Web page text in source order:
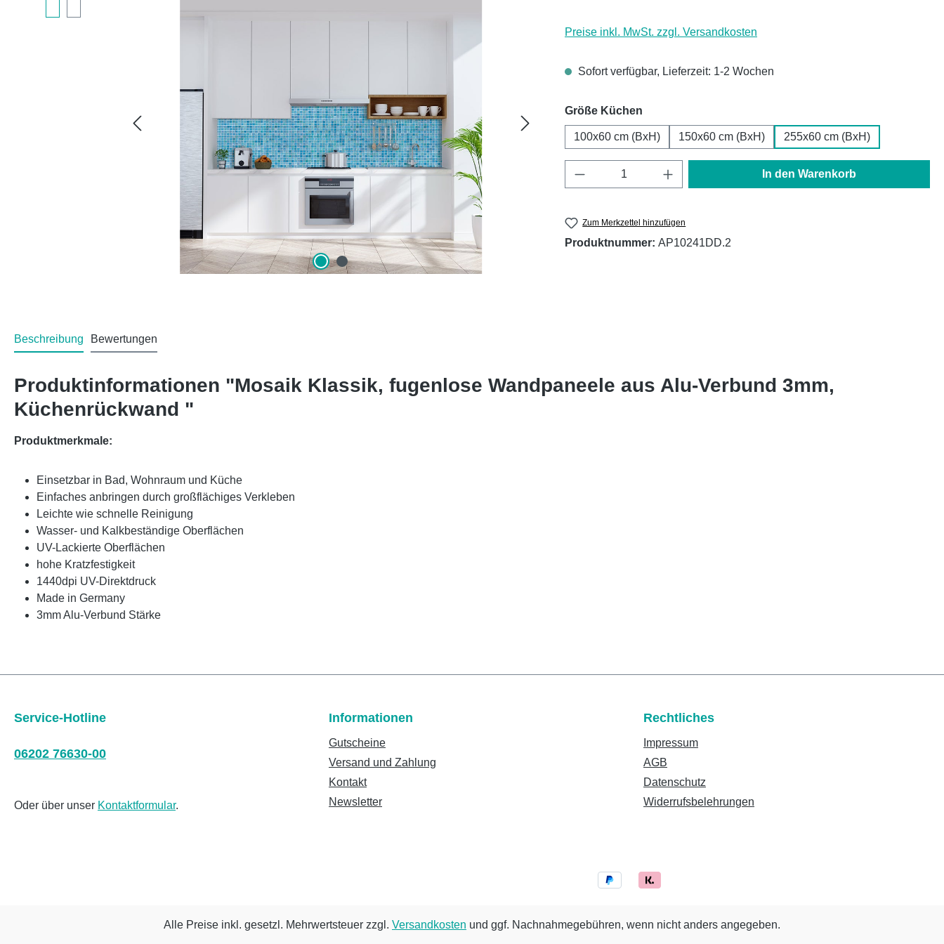
Preise inkl. MwSt. zzgl. Versandkosten
Sofort verfügbar, Lieferzeit: 1-2 Wochen
Größe Küchen
100x60 cm (BxH) 150x60 cm (BxH) 255x60 cm (BxH)
Produkt Anzahl: Gib den gewünschten Wert ein
In den Warenkorb
Zum Merkzettel hinzufügen
Produktnummer: AP10241DD.2
Beschreibung Bewertungen
Produktinformationen "Mosaik Klassik, fugenlose Wandpaneele aus Alu-Verbund 3mm,
Küchenrückwand "
Produktmerkmale:
Einsetzbar in Bad, Wohnraum und Küche
Einfaches anbringen durch großflächiges Verkleben
Leichte wie schnelle Reinigung
Wasser- und Kalkbeständige Oberflächen
UV-Lackierte Oberflächen
hohe Kratzfestigkeit
1440dpi UV-Direktdruck
Made in Germany
3mm Alu-Verbund Stärke
Service-Hotline
06202 76630-00
Oder über unser Kontaktformular.
Informationen
Gutscheine
Versand und Zahlung
Kontakt
Newsletter
Rechtliches
Impressum
AGB
Datenschutz
Widerrufsbelehrungen
Alle Preise inkl. gesetzl. Mehrwertsteuer zzgl. Versandkosten und ggf. Nachnahmegebühren, wenn nicht anders angegeben.